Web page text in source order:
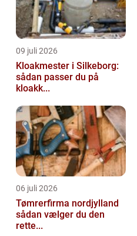
09 juli 2026
Kloakmester i Silkeborg:
sådan passer du på
kloakk...
06 juli 2026
Tømrerfirma nordjylland
sådan vælger du den
rette...